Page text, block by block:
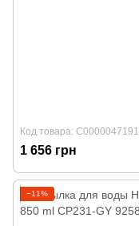
Код товара: С0000047191
1 656 грн
−11%